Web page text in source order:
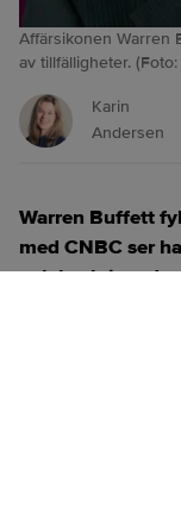
Affärsikonen Warren
av tillfälligheter.
Karin
Andersen
Warren Buffett
med CNBC ser
och beskriver